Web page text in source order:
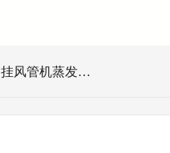
风管机蒸发…